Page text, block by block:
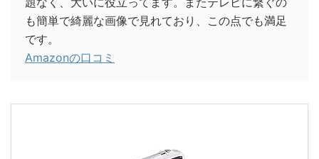
も簡単で綺麗な画像で見れており、この点でも満足
です。
Amazonの口コミ